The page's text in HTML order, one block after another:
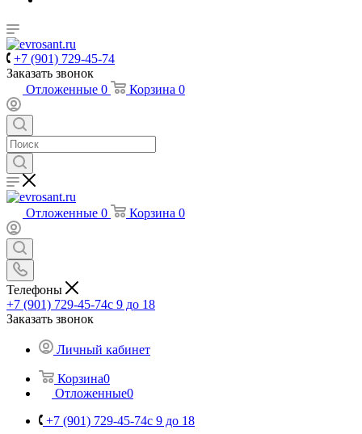
+7 (901) 729-45-74
Заказать звонок
Отложенные 0 Корзина 0
Отложенные 0 Корзина 0
Телефоны
+7 (901) 729-45-74c 9 до 18
Заказать звонок
Личный кабинет
Корзина0
Отложенные0
+7 (901) 729-45-74c 9 до 18